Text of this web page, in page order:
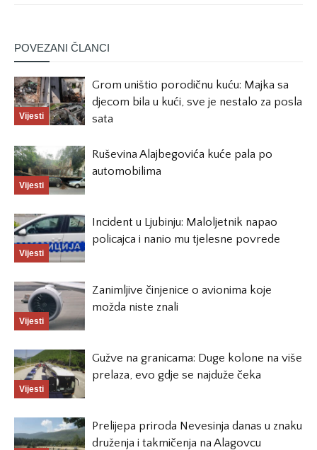
POVEZANI ČLANCI
Vijesti
Grom uništio porodičnu kuću: Majka sa
djecom bila u kući, sve je nestalo za posla
sata
Vijesti
Ruševina Alajbegovića kuće pala po
automobilima
Vijesti
Incident u Ljubinju: Maloljetnik napao
policajca i nanio mu tjelesne povrede
Vijesti
Zanimljive činjenice o avionima koje
možda niste znali
Vijesti
Gužve na granicama: Duge kolone na više
prelaza, evo gdje se najduže čeka
Prelijepa priroda Nevesinja danas u znaku
druženja i takmičenja na Alagovcu